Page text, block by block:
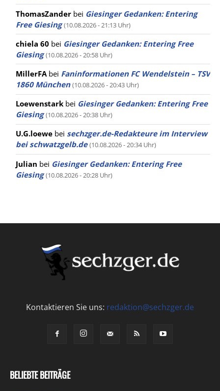
ThomasZander bei Giesinger Gedanken: Entering
Free Giesing (10.08.2026 - 21:13 Uhr)
chiela 60 bei Giesinger Gedanken: Entering Free
Giesing (10.08.2026 - 20:58 Uhr)
MillerFAbei Faninformationen FC Wendelstein – TSV
1860 München (10.08.2026 - 20:43 Uhr)
Loewenstark bei Giesinger Gedanken: Entering Free
Giesing (10.08.2026 - 20:38 Uhr)
U.G.loewe bei sechzger.de-Redakteure im Interview
bei schwatzgelb.de (10.08.2026 - 20:34 Uhr)
Julian bei Giesinger Gedanken: Entering Free
Giesing (10.08.2026 - 20:28 Uhr)
Kontaktieren Sie uns: redaktion@sechzger.de
BELIEBTE BEITRÄGE